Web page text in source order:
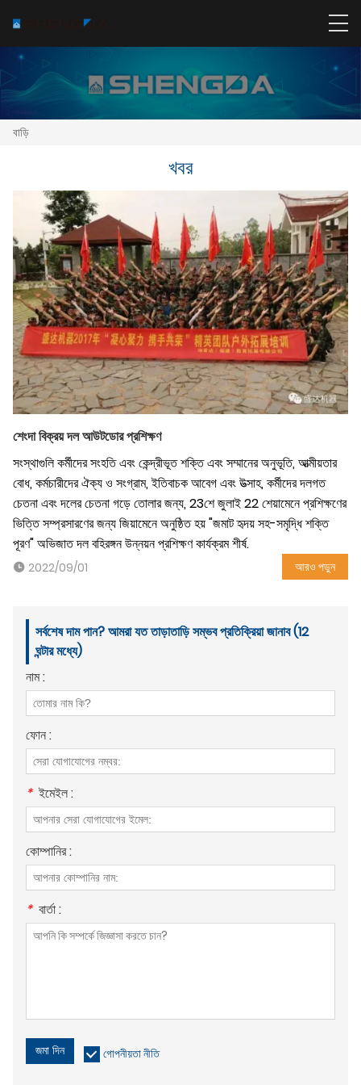
বাড়ি
খবর
শেংদা বিক্রয় দল আউটডোর প্রশিক্ষণ
সংস্থাগুলি কর্মীদের সংহতি এবং কেন্দ্রীভূত শক্তি এবং সম্মানের অনুভূতি, আত্মীয়তার
বোধ, কর্মচারীদের ঐক্য ও সংগ্রাম, ইতিবাচক আবেগ এবং উত্সাহ, কর্মীদের দলগত
চেতনা এবং দলের চেতনা গড়ে তোলার জন্য, 23শে জুলাই 22 শেয়ামেনে প্রশিক্ষণের
ভিত্তি সম্প্রসারণের জন্য জিয়ামেনে অনুষ্ঠিত হয় "জমাট হৃদয় সহ-সমৃদ্ধি শক্তি
পূরণ" অভিজাত দল বহিরঙ্গন উন্নয়ন প্রশিক্ষণ কার্যক্রম শীর্ষ.
2022/09/01 আরও পড়ুন
সর্বশেষ দাম পান? আমরা যত তাড়াতাড়ি সম্ভব প্রতিক্রিয়া জানাব (12
ঘন্টার মধ্যে)
নাম :
ফোন :
* ইমেইল :
কোম্পানির :
* বার্তা :
জমা দিন গোপনীয়তা নীতি